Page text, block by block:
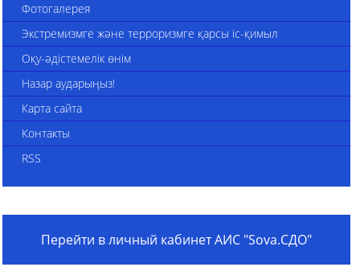
Фотогалерея
Экстремизмге және терроризмге қарсы іс-қимыл
Оқу-әдістемелік өнім
Назар аударыңыз!
Карта сайта
Контакты
RSS
Перейти в личный кабинет АИС "Sova.СДО"